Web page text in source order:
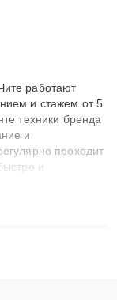
работают
и стажем от 5
техники бренда
и
проходит
и
решают